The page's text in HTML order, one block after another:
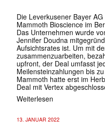
Die Leverkusener Bayer
Mammoth Bioscience im
Das Unternehmen wurde
Jennifer Doudna
Aufsichtsrates ist. Um mit
zusammenzuarbeiten,
upfront, der Deal umfasst
Meilensteinzahlungen bis
Mammoth hatte erst im
Deal mit Vertex
Weiterlesen
13. JANUAR 2022